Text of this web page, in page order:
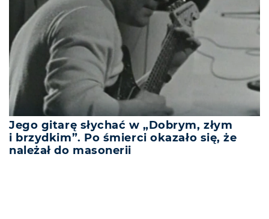
Jego gitarę słychać w „Dobrym, złym
i brzydkim”. Po śmierci okazało się, że
należał do masonerii